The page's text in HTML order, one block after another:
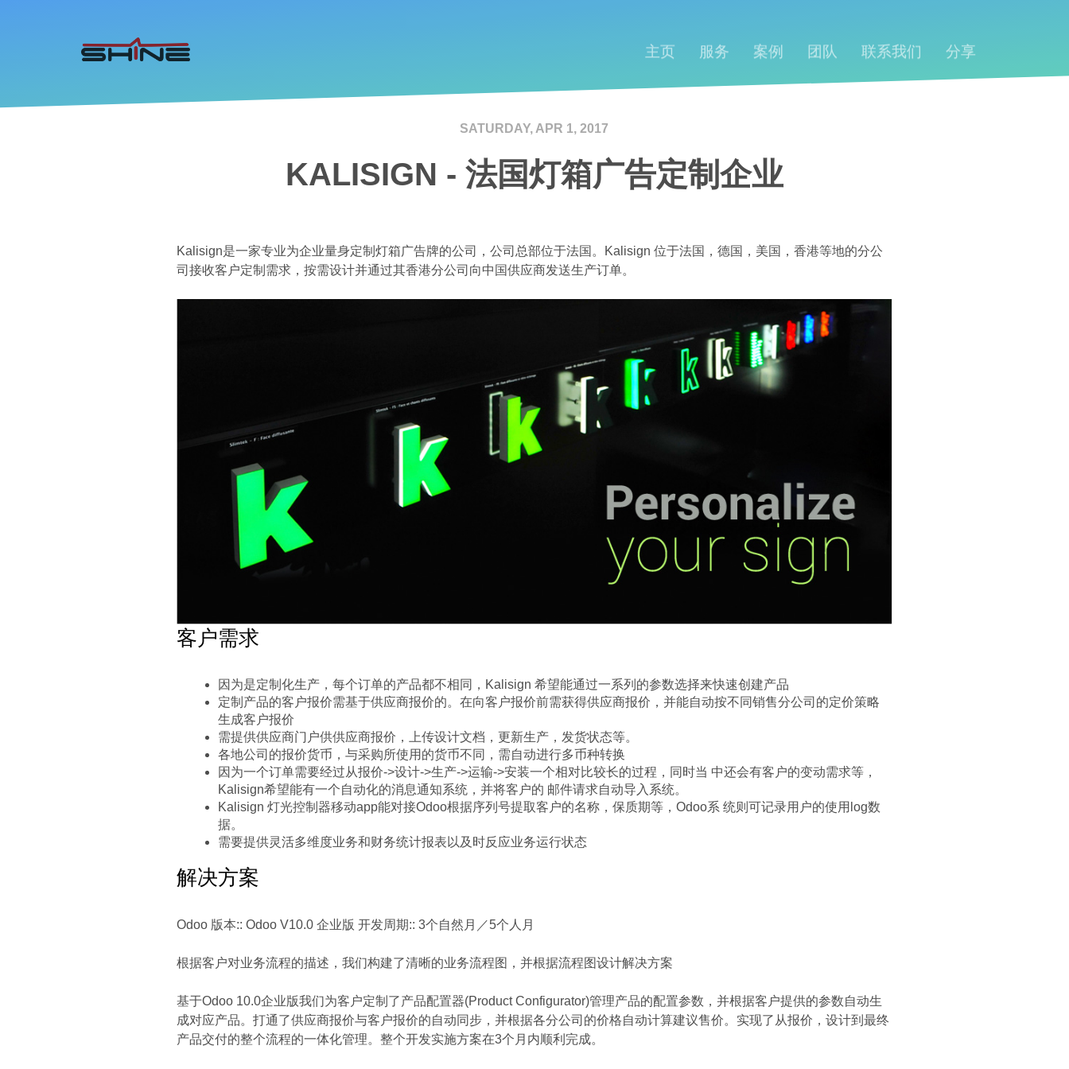
主页 服务 案例 团队 联系我们 分享
SATURDAY, APR 1, 2017
KALISIGN - 法国灯箱广告定制企业
Kalisign是一家专业为企业量身定制灯箱广告牌的公司，公司总部位于法国。Kalisign 位于法国，德国，美国，香港等地的分公
司接收客户定制需求，按需设计并通过其香港分公司向中国供应商发送生产订单。
客户需求
因为是定制化生产，每个订单的产品都不相同，Kalisign 希望能通过一系列的参数选择来快速创建产品
定制产品的客户报价需基于供应商报价的。在向客户报价前需获得供应商报价，并能自动按不同销售分公司的定价策略
生成客户报价
需提供供应商门户供供应商报价，上传设计文档，更新生产，发货状态等。
各地公司的报价货币，与采购所使用的货币不同，需自动进行多币种转换
因为一个订单需要经过从报价->设计->生产->运输->安装一个相对比较长的过程，同时当 中还会有客户的变动需求等，
Kalisign希望能有一个自动化的消息通知系统，并将客户的 邮件请求自动导入系统。
Kalisign 灯光控制器移动app能对接Odoo根据序列号提取客户的名称，保质期等，Odoo系 统则可记录用户的使用log数
据。
需要提供灵活多维度业务和财务统计报表以及时反应业务运行状态
解决方案
Odoo 版本:: Odoo V10.0 企业版 开发周期:: 3个自然月／5个人月
根据客户对业务流程的描述，我们构建了清晰的业务流程图，并根据流程图设计解决方案
基于Odoo 10.0企业版我们为客户定制了产品配置器(Product Configurator)管理产品的配置参数，并根据客户提供的参数自动生
成对应产品。打通了供应商报价与客户报价的自动同步，并根据各分公司的价格自动计算建议售价。实现了从报价，设计到最终
产品交付的整个流程的一体化管理。整个开发实施方案在3个月内顺利完成。